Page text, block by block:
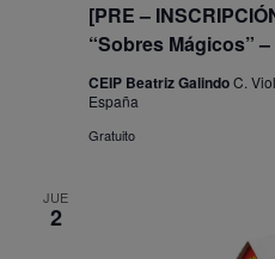
[PRE –
“Sobres Mágicos”
CEIP Beatriz GalindoC.
España
Gratuito
JUE
2